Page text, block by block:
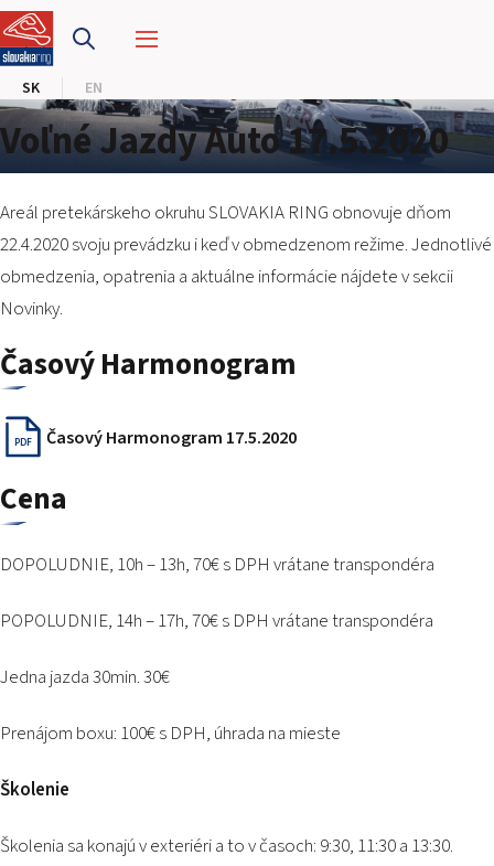
SK EN
PRETEKÁRSKY OKRUH
MOTOKÁRY
CENTRUM BEZPEČNEJ JAZDY
HOTEL RING
KALENDÁR
EN
MAPA STRÁNKY
E-SHOP A VSTUPENKY
PODUJATIA 2026
KONTAKTY
Voľné Jazdy Auto 17.5.2020
Areál pretekárskeho okruhu SLOVAKIA RING obnovuje dňom
22.4.2020 svoju prevádzku i keď v obmedzenom režime. Jednotlivé
obmedzenia, opatrenia a aktuálne informácie nájdete v sekcii
Novinky.
Časový Harmonogram
PDF Časový Harmonogram 17.5.2020
Cena
DOPOLUDNIE, 10h – 13h, 70€ s DPH vrátane transpondéra
POPOLUDNIE, 14h – 17h, 70€ s DPH vrátane transpondéra
Jedna jazda 30min. 30€
Prenájom boxu: 100€ s DPH, úhrada na mieste
Školenie
Školenia sa konajú v exteriéri a to v časoch: 9:30, 11:30 a 13:30.